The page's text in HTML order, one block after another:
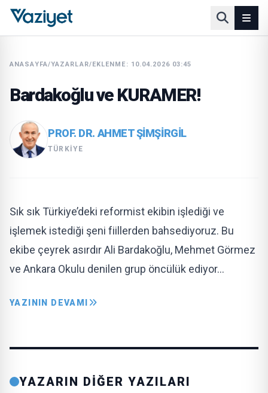
ANASAYFA/YAZARLAR/EKLENME: 10.04.2026 03:45
Bardakoğlu ve KURAMER!
PROF. DR. AHMET ŞIMŞIRGIL
TÜRKIYE
Sık sık Türkiye’deki reformist ekibin işlediği ve
işlemek istediği şeni fiillerden bahsediyoruz. Bu
ekibe çeyrek asırdır Ali Bardakoğlu, Mehmet Görmez
ve Ankara Okulu denilen grup öncülük ediyor…
YAZININ DEVAMI
YAZARIN DİĞER YAZILARI